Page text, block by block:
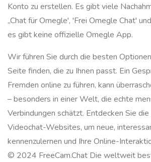
Konto zu erstellen. Es gibt viele
„Chat für Omegle', 'Frei Omegle Chat'
es gibt keine offizielle Omegle App.
Wir führen Sie durch die besten
Seite finden, die zu Ihnen passt. Ein
Fremden online zu führen, kann
– besonders in einer Welt, die echte
Verbindungen schätzt. Entdecken Sie
Videochat-Websites, um neue,
kennenzulernen und Ihre Online-
© 2024 FreeCam.Chat Die weltweit